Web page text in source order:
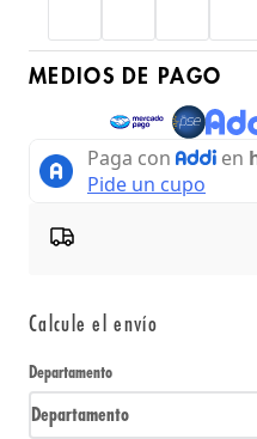
MEDIOS DE PAGO
Calcule el envío
Departamento
Departamento